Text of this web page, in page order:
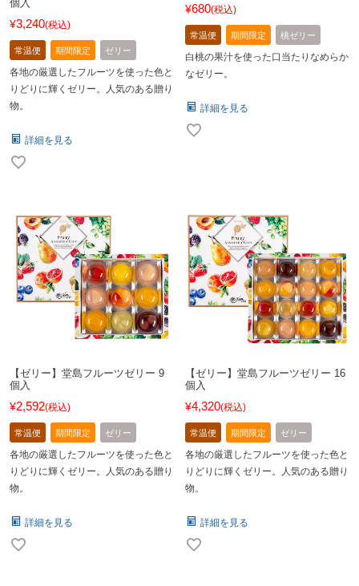
個入
¥3,240 税込
常温便 期間限定 ゼリー
各地の厳選したフルーツを使った色と
りどりに輝くゼリー。人気のある贈り
物。
詳細を見る
¥680 税込
常温便 期間限定 桃ゼリー
白桃の果汁を使った口当たりなめらか
なゼリー。
詳細を見る
【ゼリー】堂島フルーツゼリー 9
個入
¥2,592 税込
常温便 期間限定 ゼリー
各地の厳選したフルーツを使った色と
りどりに輝くゼリー。人気のある贈り
物。
詳細を見る
【ゼリー】堂島フルーツゼリー 16
個入
¥4,320 税込
常温便 期間限定 ゼリー
各地の厳選したフルーツを使った色と
りどりに輝くゼリー。人気のある贈り
物。
詳細を見る